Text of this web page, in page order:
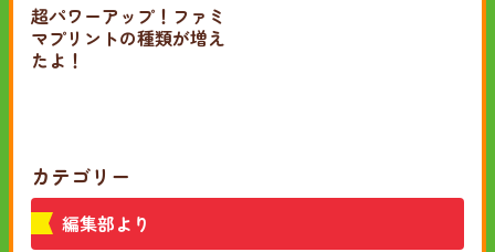
超パワーアップ！ファミ
マプリントの種類が増え
たよ！
カテゴリー
編集部より